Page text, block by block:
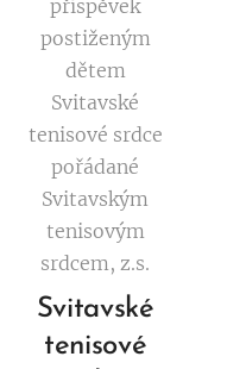
příspěvek
postiženým
dětem
Svitavské
tenisové srdce
pořádané
Svitavským
tenisovým
srdcem, z.s.
Svitavské
tenisové